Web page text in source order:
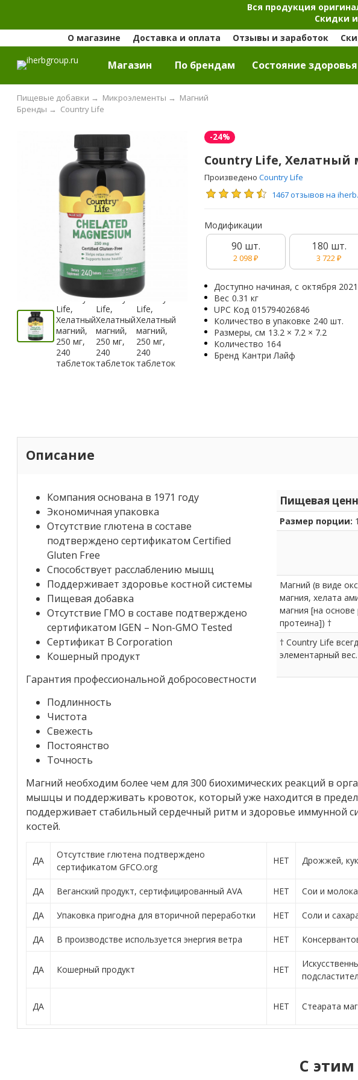
Вся продукция
Скидки
О магазине
Доставка и оплата Отзывы и заработок
Магазин По брендам Cостояние здоровья
Пищевые добавки → Микроэлементы → Магний
Country Life
Бренды →
-24%
Country Life, Хелатный
ПроизведеноCountry Life
1467 отзывов на
Модификации
90 шт.
2 098₽
180 шт.
3 722₽
Доступно начиная, с октября 2021
Вес 0.31 кг
UPC Код 015794026846
Количество в упаковке 240 шт.
Размеры, см 13.2 × 7.2 × 7.2
Количество 164
Бренд Кантри Лайф
Описание
Пищевая
Размер порции:
Магний (в виде
магния, хелата
магния [на основе
протеина]) †
† Country Life
элементарный вес.
Компания основана в 1971 году
Экономичная упаковка
Отсутствие глютена в составе
подтверждено сертификатом Certified
Gluten Free
Способствует расслаблению мышц
Поддерживает здоровье костной системы
Пищевая добавка
Отсутствие ГМО в составе подтверждено
сертификатом IGEN – Non-GMO Tested
Сертификат B Corporation
Кошерный продукт
Гарантия профессиональной добросовестности
Подлинность
Чистота
Свежесть
Постоянство
Точность
Магний необходим более чем для 300 биохимических реакций в
мышцы и поддерживать кровоток, который уже находится в
поддерживает стабильный сердечный ритм и здоровье иммунной
костей.
ДА
Отсутствие глютена подтверждено
сертификатом GFCO.org
НЕТ Дрожжей,
ДА Веганский продукт, сертифицированный AVA НЕТ Сои и молока
ДА Упаковка пригодна для вторичной переработки НЕТ Соли и
ДА В производстве используется энергия ветра НЕТ
ДА Кошерный продукт НЕТ
ДА НЕТ Стеарата
C